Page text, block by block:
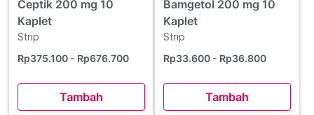
Ceptik 200 mg 10
Kaplet
Strip
Rp375.100 - Rp676.700
Tambah
Bamgetol 200 mg 10
Kaplet
Strip
Rp33.600 - Rp36.800
Tambah